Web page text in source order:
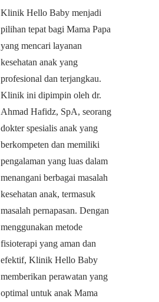
Klinik Hello Baby menjadi
pilihan tepat bagi Mama Papa
yang mencari layanan
kesehatan anak yang
profesional dan terjangkau.
Klinik ini dipimpin oleh dr.
Ahmad Hafidz, SpA, seorang
dokter spesialis anak yang
berkompeten dan memiliki
pengalaman yang luas dalam
menangani berbagai masalah
kesehatan anak, termasuk
masalah pernapasan. Dengan
menggunakan metode
fisioterapi yang aman dan
efektif, Klinik Hello Baby
memberikan perawatan yang
optimal untuk anak Mama